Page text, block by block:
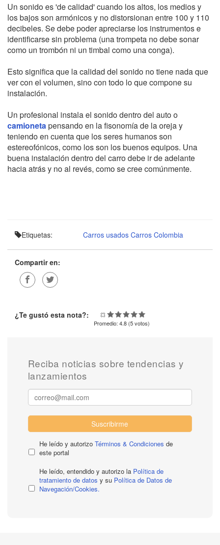
Un sonido es 'de calidad' cuando los altos, los medios y
los bajos son armónicos y no distorsionan entre 100 y 110
decibeles. Se debe poder apreciarse los instrumentos e
identificarse sin problema (una trompeta no debe sonar
como un trombón ni un timbal como una conga).
Esto significa que la calidad del sonido no tiene nada que
ver con el volumen, sino con todo lo que compone su
instalación.
Un profesional instala el sonido dentro del auto o
camionetapensando en la fisonomía de la oreja y
teniendo en cuenta que los seres humanos son
estereofónicos, como los son los buenos equipos. Una
buena instalación dentro del carro debe ir de adelante
hacia atrás y no al revés, como se cree comúnmente.
Etiquetas: Carros usados Carros Colombia
Compartir en:
¿Te gustó esta nota?:
Promedio: 4.8 (5votos)
Reciba noticias sobre tendencias y
lanzamientos
Suscribirme
He leído y autorizo Términos & Condiciones de
este portal
He leído, entendido y autorizo la Política de
tratamiento de datos y su Política de Datos de
Navegación/Cookies.